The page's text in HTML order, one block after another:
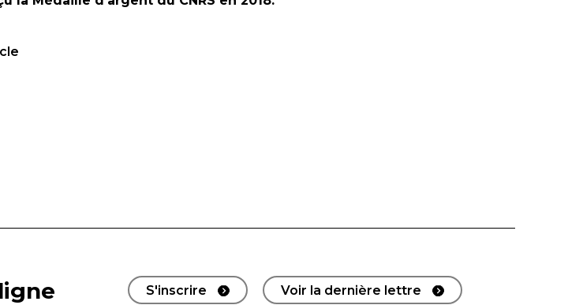
S'inscrire Voir la dernière lettre